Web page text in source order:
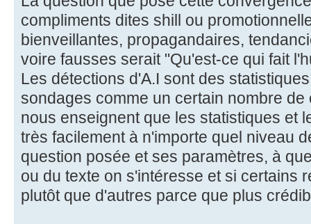
compliments dites shill ou
bienveillantes, propagandaires,
voire fausses serait "Qu'est-ce qui fait
Les détections d'A.I sont des
sondages comme un certain nombre
nous enseignent que les statistiques et
très facilement à n'importe quel niveau
question posée et ses paramètres, à
ou du texte on s'intéresse et si certains
plutôt que d'autres parce que plus